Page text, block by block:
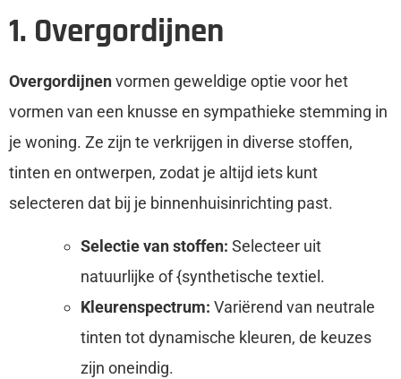
1. Overgordijnen
Overgordijnenvormen geweldige optie voor het
vormen van een knusse en sympathieke stemming in
je woning. Ze zijn te verkrijgen in diverse stoffen,
tinten en ontwerpen, zodat je altijd iets kunt
selecteren dat bij je binnenhuisinrichting past.
Selectie van stoffen: Selecteer uit
natuurlijke of {synthetische textiel.
Kleurenspectrum: Variërend van neutrale
tinten tot dynamische kleuren, de keuzes
zijn oneindig.